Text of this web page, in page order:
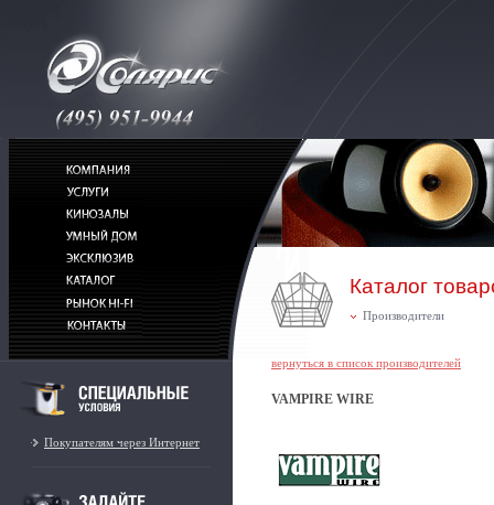
Покупателям через Интернет
Каталог
Производители
вернуться в список производителей
VAMPIRE WIRE